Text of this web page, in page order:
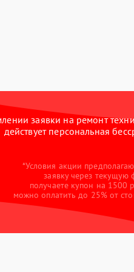
заявки на ремонт
действует персональная
*Условия акции
заявку через
получаете купон на 1500
можно оплатить до 25% от